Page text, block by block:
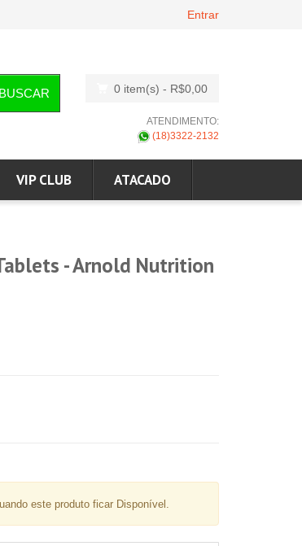
Entrar
BUSCAR 0 item(s) - R$0,00
ATENDIMENTO:
(18)3322-2132
VIP CLUB ATACADO
- Arnold Nutrition
este produto ficar Disponível.